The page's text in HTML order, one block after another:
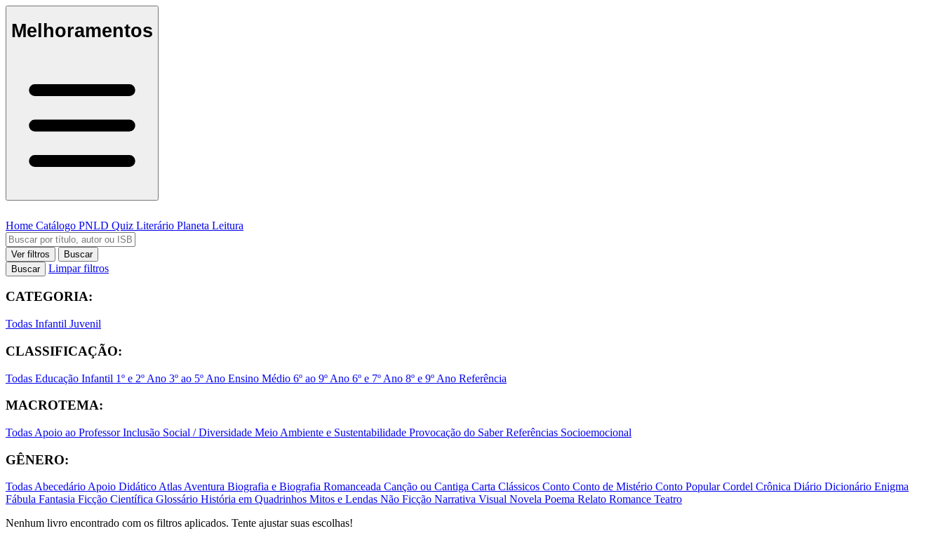
Melhoramentos
Home Catálogo PNLD Quiz Literário Planeta Leitura
Ver filtros
Buscar
Buscar
Limpar filtros
CATEGORIA:
Todas Infantil Juvenil
CLASSIFICAÇÃO:
Todas Educação Infantil 1º e 2º Ano 3º ao 5º Ano Ensino Médio 6º ao 9º Ano 6º e 7º Ano 8º e 9º Ano Referência
MACROTEMA:
Todas Apoio ao ProfessorInclusão Social / Diversidade Meio Ambiente e Sustentabilidade Provocação do SaberReferências Socioemocional
GÊNERO:
TodasAbecedárioApoio DidáticoAtlasAventura Biografia e Biografia Romanceada Canção ou Cantiga Carta Clássicos Conto Conto de Mistério Conto PopularCordel Crônica Diário Dicionário Enigma
Fábula Fantasia Ficção Científica Glossário História em Quadrinhos Mitos e Lendas Não Ficção Narrativa Visual Novela Poema Relato Romance Teatro
Nenhum livro encontrado com os filtros aplicados. Tente ajustar suas escolhas!